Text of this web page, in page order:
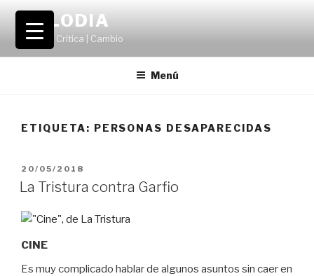
Saltar
contenido
VOLODIA
Teatro | Crítica | Cambio
Menú
ETIQUETA: PERSONAS DESAPARECIDAS
PUBLICADO
EL
20/05/2018
La Tristura contra Garfio
CINE
Es muy complicado hablar de algunos asuntos sin caer en